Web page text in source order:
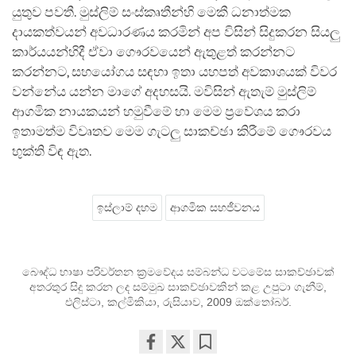
යුතුව පවතී. මුස්ලිම් සංස්කෘතීන්හි මෙකී ධනාත්මක
දායකත්වයන් අවධාරණය කරමින් අප විසින් සිදුකරන සියලු
කාර්යයන්හිදී ඒවා ගෞරවයෙන් ඇතුළත් කරන්නට
කරන්නට, සහයෝගය සඳහා ඉතා යහපත් අවකාශයක් විවර
වන්නේය යන්න මාගේ අදහසයි. මවිසින් ඇතැම් මුස්ලිම්
ආගමික නායකයන් හමුවීමේ හා මෙම ප්‍රවේශය කරා
ඉතාමත්ම විවෘතව මෙම ගැටලු සාකච්ඡා කිරීමේ ගෞරවය
භුක්ති විඳ ඇත.
ඉස්ලාම් දහම ආගමික සහජීවනය
බෞද්ධ භාෂා පරිවර්තන ක්‍රමවේදය සම්බන්ධ වටමේස සාකච්ඡාවක්
අතරතුර සිදු කරන ලද සම්මුඛ සාකච්ඡාවකින් කළ උපුටා ගැනීම්,
එලිස්ටා, කල්මිකියා, රුසියාව, 2009 ඔක්තෝබර්.